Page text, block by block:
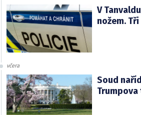
V
nožem.
včera
Soud